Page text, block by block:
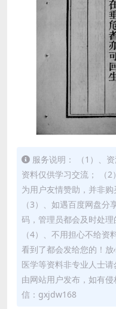
服务说明： （1）、
资料仅供学习交流； （
为用户友情赞助，并非
（3）、如遇百度网盘
码，管理员都会及时处
（4）、不用担心不给资
看到了都会发给您的！放
医学等资料非专业人士
由网站用户发布，如有
信：gxjdw168